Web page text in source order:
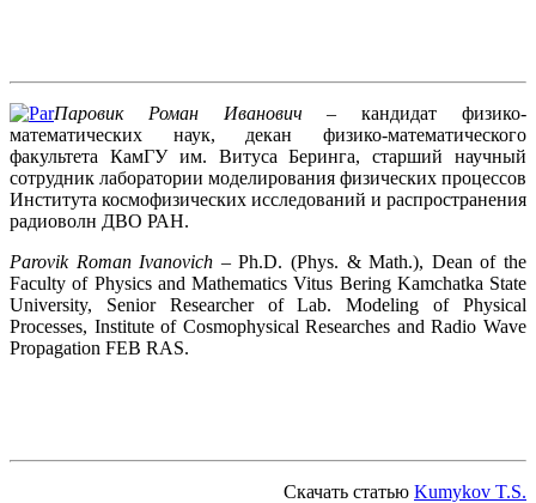
Паровик Роман Иванович – кандидат физико-
математических наук, декан физико-математического
факультета КамГУ им. Витуса Беринга, старший научный
сотрудник лаборатории моделирования физических процессов
Института космофизических исследований и распространения
радиоволн ДВО РАН.
Parovik Roman Ivanovich – Ph.D. (Phys. & Math.), Dean of the
Faculty of Physics and Mathematics Vitus Bering Kamchatka State
University, Senior Researcher of Lab. Modeling of Physical
Processes, Institute of Cosmophysical Researches and Radio Wave
Propagation FEB RAS.
Скачать статью Kumykov T.S.